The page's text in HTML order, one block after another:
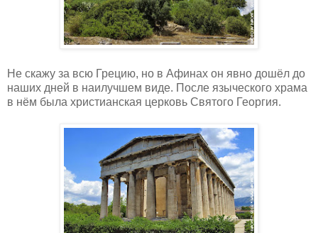
Не скажу за всю Грецию, но в Афинах он явно дошёл до
наших дней в наилучшем виде. После языческого храма
в нём была христианская церковь Святого Георгия.